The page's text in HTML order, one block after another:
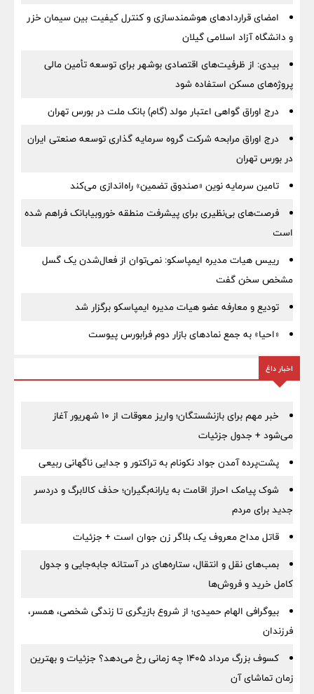
امضای قراردادهای هوشمندسازی و کنترل کیفیت بین سیمان خزر
و دانشگاه آزاد اسلامی گیلان
بیدی: از ظرفیت‌های اقتصادی بوشهر برای توسعه تأمین مالی
پروژه‌های مسکن استفاده شود
درج اوراق گواهی اعتبار مولد (گام) بانک ملت در بورس تهران
درج اوراق مرابحه شرکت گروه سرمایه گذاری توسعه صنعتی ایران
در بورس تهران
تامین سرمایه نوین «صندوق تضمین» راه‌اندازی می‌کند
فرصت‌های بی‌نظیری برای پیشرفت منطقه خوروبیابانک فراهم شده
است
رییس هیات مدیره ایمپاسکو: نمی‌توان از فعال‌شدن یک گسل
مشخص سخن گفت
تودیع و معارفه عضو هیات مدیره ایمپاسکو برگزار شد
«احیا» به جمع نمادهای بازار دوم فرابورس پیوست
اخبار داغ
خبر مهم برای بازنشستگان؛ واریز معوقات از ۱۰ شهریور آغاز
می‌شود + جدول جزئیات
پشت‌پرده آمدن جواد نکونام به تراکتور و جدایی ناگهانی ربیعی
شوک پیامک احراز اقامت به یارانه‌بگیران؛ حذف کالابرگ و دردسر
جدید برای مردم
قاتل مداح معروف یک بلاگر زن جوان است + جزئیات
بمب‌های نقل و انتقال، ستاره‌های در آستانه جابه‌جایی و جدول
کامل خرید و فروش‌ها
بیوگرافی الهام حمیدی؛ از شروع بازیگری تا زندگی شخصی، همسر،
فرزندان
کسوف بزرگ مرداد ۱۴۰۵ چه زمانی رخ می‌دهد؟ جزئیات و بهترین
زمان تماشای آن